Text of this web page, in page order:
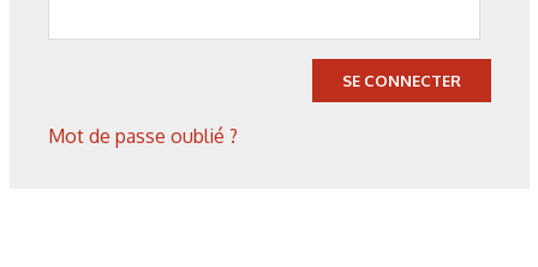
SE CONNECTER
Mot de passe oublié ?